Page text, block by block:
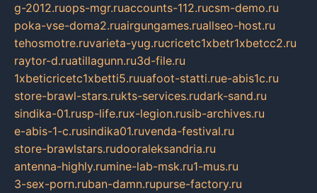
g-2012.ruops-mgr.ruaccounts-112.rucsm-demo.ru
poka-vse-doma2.ruairgungames.ruallseo-host.ru
tehosmotre.ruvarieta-yug.rucricetc1xbetr1xbetcc2.ru
raytor-d.ruatillagunn.ru3d-file.ru
1xbeticricetc1xbetti5.ruuafoot-statti.rue-abis1c.ru
store-brawl-stars.rukts-services.rudark-sand.ru
sindika-01.rusp-life.rux-legion.rusib-archives.ru
e-abis-1-c.rusindika01.ruvenda-festival.ru
store-brawlstars.rudooraleksandria.ru
antenna-highly.rumine-lab-msk.ru1-mus.ru
3-sex-porn.ruban-damn.rupurse-factory.ru